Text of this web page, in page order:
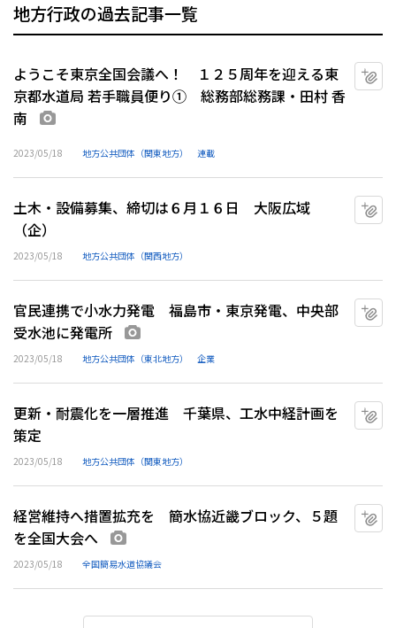
地方行政の過去記事一覧
ようこそ東京全国会議へ！ １２５周年を迎える東
京都水道局 若手職員便り① 総務部総務課・田村 香
南
2023/05/18 地方公共団体（関東地方） 連載
土木・設備募集、締切は６月１６日 大阪広域
（企）
2023/05/18 地方公共団体（関西地方）
官民連携で小水力発電 福島市・東京発電、中央部
受水池に発電所
2023/05/18 地方公共団体（東北地方） 企業
更新・耐震化を一層推進 千葉県、工水中経計画を
策定
2023/05/18 地方公共団体（関東地方）
経営維持へ措置拡充を 簡水協近畿ブロック、５題
を全国大会へ
2023/05/18 全国簡易水道協議会